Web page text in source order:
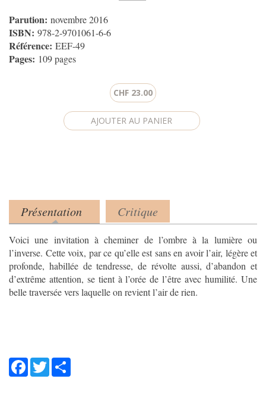
Parution: novembre 2016
ISBN: 978-2-9701061-6-6
Référence: EEF-49
Pages: 109 pages
CHF 23.00
but
vérifier
que
vous
êtes
bien
un
robot
Product tabs
Présentation
(onglet actif)
Critique
Voici une invitation à cheminer de l’ombre à la lumière ou
l’inverse. Cette voix, par ce qu’elle est sans en avoir l’air, légère et
profonde, habillée de tendresse, de révolte aussi, d’abandon et
d’extrême attention, se tient à l’orée de l’être avec humilité. Une
belle traversée vers laquelle on revient l’air de rien.
Facebook
Twitter